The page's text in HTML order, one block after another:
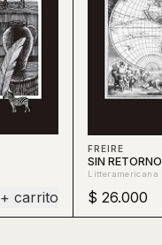
+ carrito
FREIRE
SIN RETORNO
Litteramericana
$ 26.000